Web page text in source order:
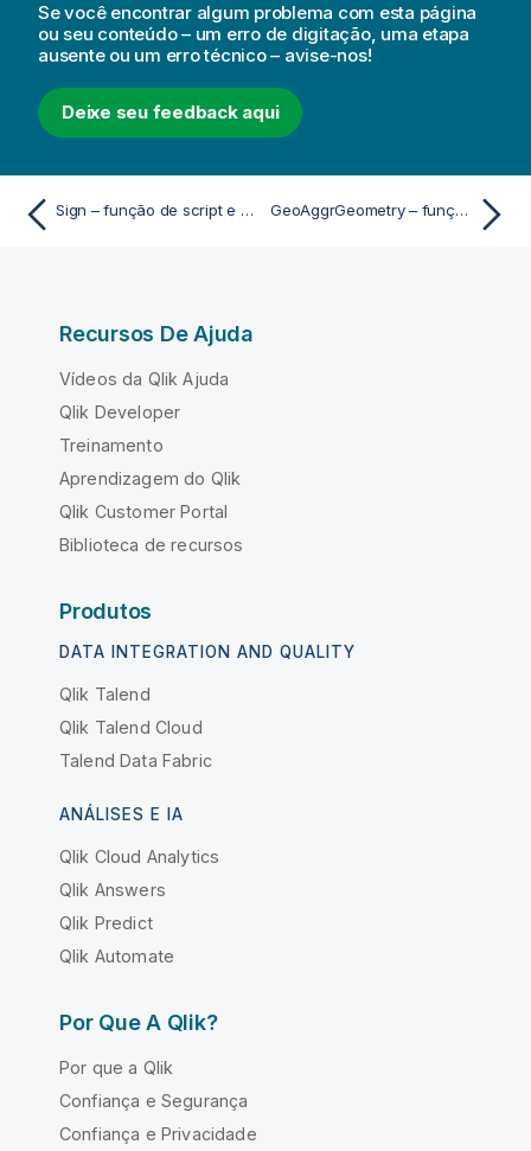
Se você encontrar algum problema com esta página
ou seu conteúdo – um erro de digitação, uma etapa
ausente ou um erro técnico – avise-nos!
Deixe seu feedback aqui
Sign – função de script e gráfico GeoAggrGeometry – função de script e gráfico
Recursos De Ajuda
Vídeos da Qlik Ajuda
Qlik Developer
Treinamento
Aprendizagem do Qlik
Qlik Customer Portal
Biblioteca de recursos
Produtos
DATA INTEGRATION AND QUALITY
Qlik Talend
Qlik Talend Cloud
Talend Data Fabric
ANÁLISES E IA
Qlik Cloud Analytics
Qlik Answers
Qlik Predict
Qlik Automate
Por Que A Qlik?
Por que a Qlik
Confiança e Segurança
Confiança e Privacidade